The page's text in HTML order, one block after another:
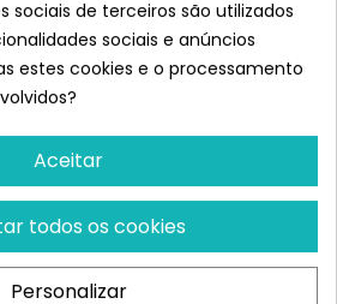
sociais de terceiros são utilizados
sociais e anúncios
estes cookies e o processamento
Aceitar
todos os cookies
Personalizar